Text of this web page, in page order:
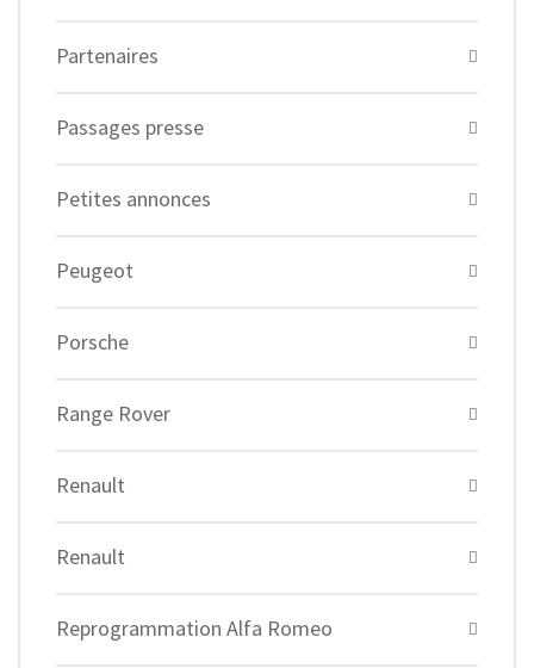
Partenaires
Passages presse
Petites annonces
Peugeot
Porsche
Range Rover
Renault
Renault
Reprogrammation Alfa Romeo